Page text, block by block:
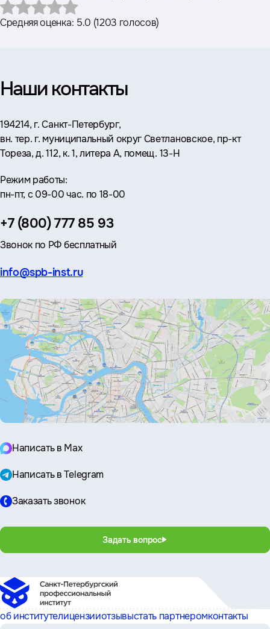
Средняя оценка: 5.0 (1203 голосов)
Наши контакты
Адрес:
194214, г. Санкт-Петербург,
вн. тер. г. муниципальный округ Светлановское, пр-кт
Тореза, д. 112, к. 1, литера А, помещ. 13-Н
Режим работы:
пн-пт, с 09-00 час. по 18-00
Телефон:
+7 (800) 777 85 93
Звонок по РФ бесплатный
Эл.
info@spb-inst.ru
Написать в Max
Написать в Telegram
Заказать звонок
Задать вопрос
об институтелицензииотзывыстать партнеромконтакты